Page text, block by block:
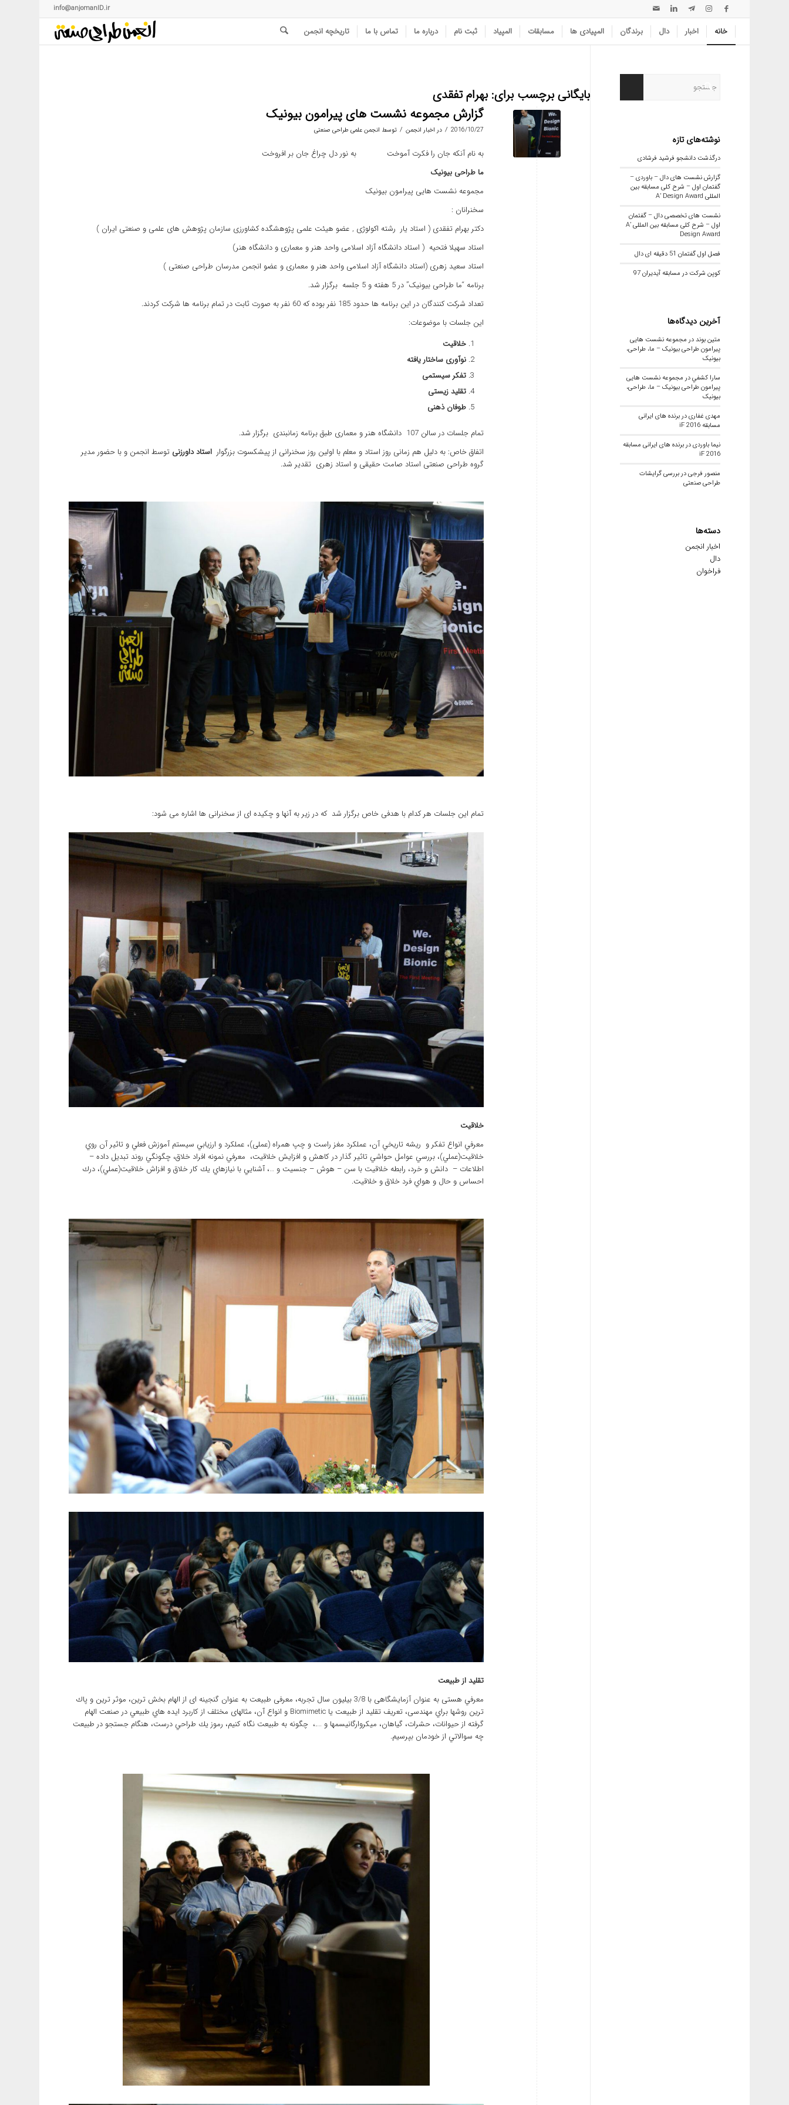
info@anjomanID.ir
خانه اخبار دال برندگان المپیادی ها مسابقات المپیاد ثبت نام درباره ما تماس با ما تاریخچه انجمن
بایگانی برچسب برای:بهرام تفقدی
گزارش مجموعه نشست های پیرامون بیونیک
2016/10/27
/ در اخبار انجمن / توسط انجمن علمی طراحی صنعتی
به نام آنکه جان را فکرت آموخت به نور دل چراغ جان بر افروخت
ما طراحی بیونیک
مجموعه نشست هایی پیرامون بیونیک
سخنرانان :
دکتر بهرام تفقدی ( استاد یار رشته اکولوژی , عضو هیئت علمی پژوهشگده کشاورزی سازمان پژوهش های علمی و صنعتی ایران )
استاد سهیلا فتحیه ( استاد دانشگاه آزاد اسلامی واحد هنر و معماری و دانشگاه هنر)
استاد سعید زهری (استاد دانشگاه آزاد اسلامی واحد هنر و معماری و عضو انجمن مدرسان طراحی صنعتی )
برنامه “ما طراحی بیونیک” در 5 هفته و 5 جلسه برگزار شد.
تعداد شرکت کنندگان در این برنامه ها حدود 185 نفر بوده که 60 نفر به صورت ثابت در تمام برنامه ها شرکت کردند.
این جلسات با موضوعات:
خلاقیت
نوآوری ساختار یافته
تفکر سیستمی
تقلید زیستی
طوفان ذهنی
تمام جلسات در سالن 107 دانشگاه هنر و معماری طبق برنامه زمانبندی برگزار شد.
اتفاق خاص: به دلیل هم زمانی روز استاد و معلم با اولین روز سخنرانی از پیشکسوت بزرگواراستاد داورزنی توسط انجمن و با حضور مدیر
گروه طراحی صنعتی استاد صامت حقیقی و استاد زهری تقدیر شد.
تمام این جلسات هر کدام با هدفی خاص برگزار شد که در زیر به آنها و چکیده ای از سخنرانی ها اشاره می شود:
خلاقيت
معرفي انواع تفكر و ريشه تاريخي آن، عملكرد مغز راست و چپ همراه (عملی)، عملكرد و ارزيابي سيستم آموزش فعلي و تاثير آن روي
خلاقيت(عملي)، بررسي عوامل حواشي تاثير گذار در كاهش و افزايش خلاقيت، معرفي نمونه افراد خلاق،‌ چگونگي روند تبديل داده –
اطلاعات – دانش و خرد،‌ رابطه خلاقيت با سن – هوش – جنسيت و …،‌ آشنايي با نيازهاي يك كار خلاق و افزاش خلاقيت(عملي)، درك
احساس و حال و هواي فرد خلاق و خلاقيت.
تقليد از طبيعت
معرفي هستی به عنوان آزمايشگاهی با 3/8 بيليون سال تجربه،‌ معرفی طبيعت به عنوان گنجينه ای از الهام بخش ترين، موثر ترين و پاك
ترين روشها براي مهندسی، تعريف تقليد از طبيعت يا Biomimetic و انواع آن، مثالهای مختلف از كاربرد ايده هاي طبيعي در صنعت الهام
گرفته از حيوانات، حشرات، گياهان، ميكروارگانيسمها و ….، چگونه به طبيعت نگاه كنيم، رموز يك طراحي درست،‌ هنگام جستجو در طبيعت
چه سوالاتي از خودمان بپرسيم.
نوشته‌های تازه
درگذشت دانشجو فرشید فرشادی
گزارش نشست های دال – باوردی –
گفتمان اول – شرح کلی مسابقه بین
المللی A’ Design Award
نشست های تخصصی دال – گفتمان
اول – شرح کلی مسابقه بین المللی A’
Design Award
فصل اول گفتمان 51 دقیقه ای دال
کوپن شرکت در مسابقه آیدیران 97
آخرین دیدگاه‌ها
متین بونددر مجموعه نشست هایی
پیرامون طراحی بیونیک – ما، طراحی،
بیونیک
سارا كشفيدر مجموعه نشست هایی
پیرامون طراحی بیونیک – ما، طراحی،
بیونیک
مهدی غفاریدربرنده های ایرانی
مسابقه iF 2016
نیما باوردیدربرنده های ایرانی مسابقه
iF 2016
منصور فرجیدربررسی گرایشات
طراحی صنعتی
دسته‌ها
اخبار انجمن
دال
فراخوان